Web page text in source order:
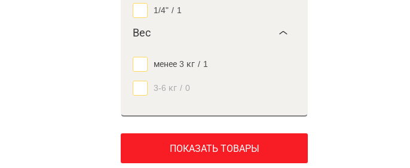
1/4" / 1
Вес
менее 3 кг / 1
3-6 кг / 0
ПОКАЗАТЬ ТОВАРЫ